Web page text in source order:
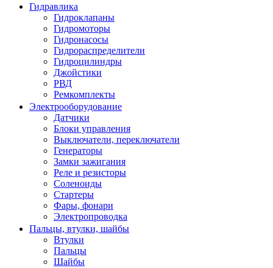
Гидравлика
Гидроклапаны
Гидромоторы
Гидронасосы
Гидрораспределители
Гидроцилиндры
Джойстики
РВД
Ремкомплекты
Электрооборудование
Датчики
Блоки управления
Выключатели, переключатели
Генераторы
Замки зажигания
Реле и резисторы
Соленоиды
Стартеры
Фары, фонари
Электропроводка
Пальцы, втулки, шайбы
Втулки
Пальцы
Шайбы